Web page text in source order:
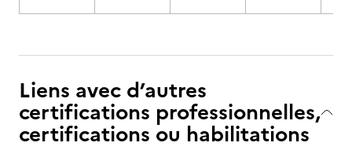
Liens avec d’autres
certifications professionnelles,
certifications ou habilitations